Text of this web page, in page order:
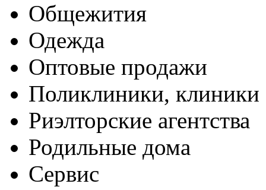
Общежития
Одежда
Оптовые продажи
Поликлиники, клиники
Риэлторские агентства
Родильные дома
Сервис